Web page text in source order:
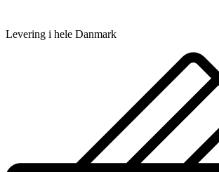
Levering i hele Danmark